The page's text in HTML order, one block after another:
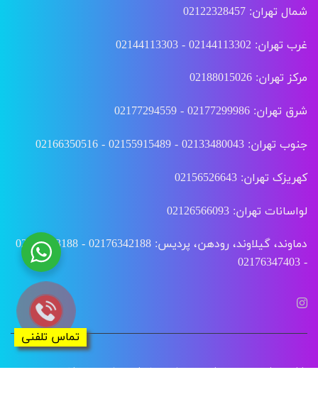
شمال تهران: 02122328457
غرب تهران: 02144113302 - 02144113303
مرکز تهران: 02188015026
شرق تهران: 02177299986 - 02177294559
جنوب تهران: 02133480043 - 02155915489 - 02166350516
کهریزک تهران: 02156526643
لواسانات تهران: 02126566093
دماوند، گیلاوند، رودهن، پردیس: 02176342188 - 02176343188
- 02176347403
طراحی سایتوسئو سایتتوسطوبتو|هاستشده درهزارنویس
تماس تلفنی